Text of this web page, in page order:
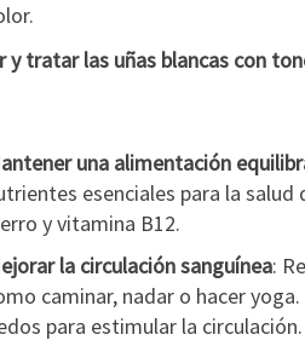
y tratar las uñas blancas con
una alimentación
esenciales para la
y vitamina B12.
la circulación sanguínea:
caminar, nadar o hacer
para estimular la circulación.